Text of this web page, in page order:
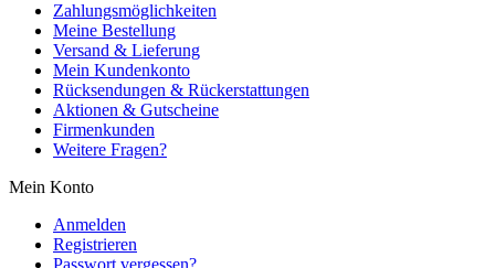
Zahlungsmöglichkeiten
Meine Bestellung
Versand & Lieferung
Mein Kundenkonto
Rücksendungen & Rückerstattungen
Aktionen & Gutscheine
Firmenkunden
Weitere Fragen?
Mein Konto
Anmelden
Registrieren